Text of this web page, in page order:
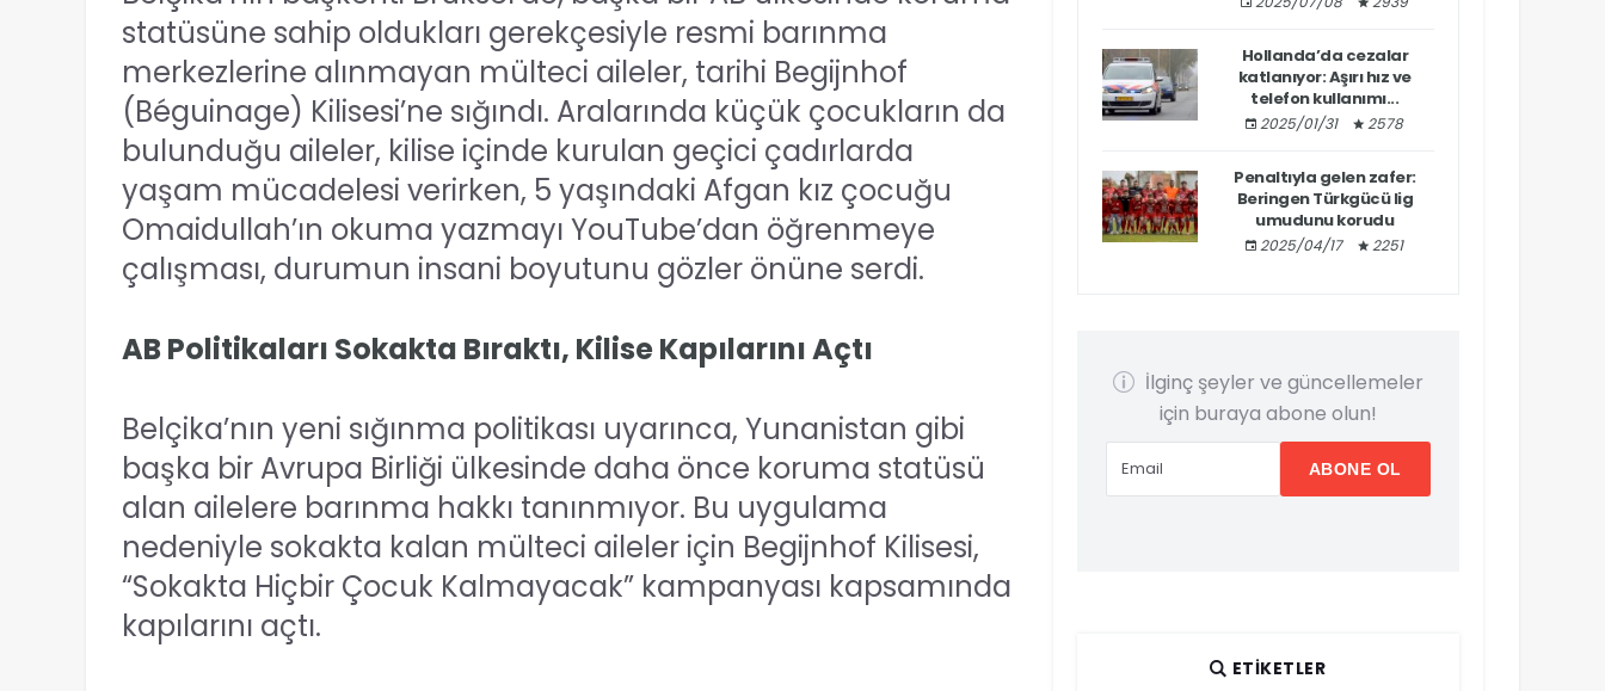
statüsüne sahip oldukları gerekçesiyle resmi barınma
merkezlerine alınmayan mülteci aileler, tarihi Begijnhof
(Béguinage) Kilisesi’ne sığındı. Aralarında küçük çocukların da
bulunduğu aileler, kilise içinde kurulan geçici çadırlarda
yaşam mücadelesi verirken, 5 yaşındaki Afgan kız çocuğu
Omaidullah’ın okuma yazmayı YouTube’dan öğrenmeye
çalışması, durumun insani boyutunu gözler önüne serdi.
AB Politikaları Sokakta Bıraktı, Kilise Kapılarını Açtı
Belçika’nın yeni sığınma politikası uyarınca, Yunanistan gibi
başka bir Avrupa Birliği ülkesinde daha önce koruma statüsü
alan ailelere barınma hakkı tanınmıyor. Bu uygulama
nedeniyle sokakta kalan mülteci aileler için Begijnhof Kilisesi,
“Sokakta Hiçbir Çocuk Kalmayacak” kampanyası kapsamında
kapılarını açtı.
Hollanda’da cezalar
katlanıyor: Aşırı hız ve
telefon kullanımı...
2025/01/31 2578
Penaltıyla gelen zafer:
Beringen Türkgücü lig
umudunu korudu
2025/04/17 2251
İlginç şeyler ve güncellemeler
için buraya abone olun!
ETIKETLER